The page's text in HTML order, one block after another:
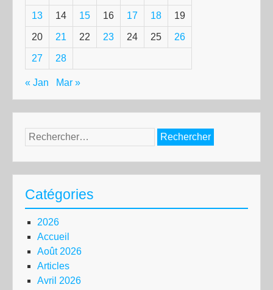
13 14 15 16 17 18 19
20 21 22 23 24 25 26
27 28
« Jan Mar »
Rechercher :
Catégories
2026
Accueil
Août 2026
Articles
Avril 2026